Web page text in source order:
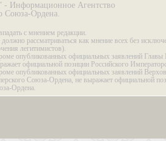
- Информационное Агентство
Союза-Ордена.
с мнением редакции.
рассматриваться как мнение всех без
легитимистов).
опубликованных официальных заявлений Главы
официальной позиции Российского
опубликованных официальных заявлений
Союза-Ордена, не выражает официальной
Ордена.